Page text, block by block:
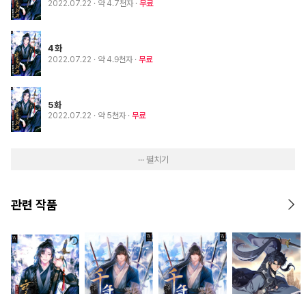
2022.07.22 · 약 4.7천자 무료
4화
2022.07.22 · 약 4.9천자 무료
5화
2022.07.22 · 약 5천자 무료
··· 펼치기
관련 작품